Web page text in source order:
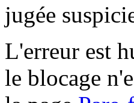
jugée
L'erreur est
le blocage